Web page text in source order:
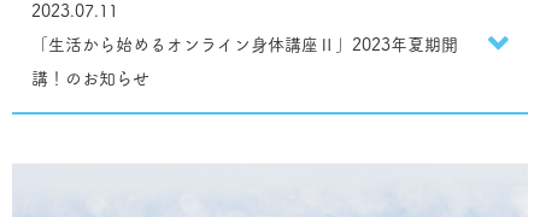
2023.07.11
「生活から始めるオンライン身体講座Ⅱ」2023年夏期開
講！のお知らせ